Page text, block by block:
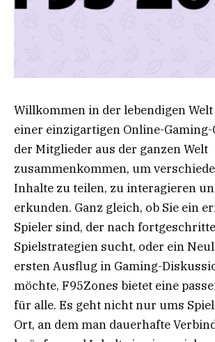
Willkommen in der lebendigen
einer einzigartigen Online-
der Mitglieder aus der ganzen Welt
zusammenkommen, um
Inhalte zu teilen, zu interagieren
erkunden. Ganz gleich, ob Sie ein
Spieler sind, der nach
Spielstrategien sucht, oder ein
ersten Ausflug in Gaming-
möchte, F95Zones bietet eine
für alle. Es geht nicht nur ums
Ort, an dem man dauerhafte